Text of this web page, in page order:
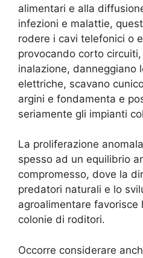
alimentari e alla
infezioni e malattie,
rodere i cavi telefonici o
provocando corto
inalazione, danneggiano
elettriche, scavano
argini e fondamenta e
seriamente gli impianti
La proliferazione
spesso ad un equilibrio
compromesso, dove la
predatori naturali e lo
agroalimentare favorisce
colonie di roditori.
Occorre considerare